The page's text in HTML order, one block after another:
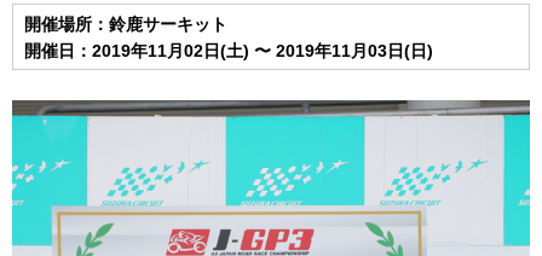
開催場所：鈴鹿サーキット
開催日：2019年11月02日(土) 〜 2019年11月03日(日)